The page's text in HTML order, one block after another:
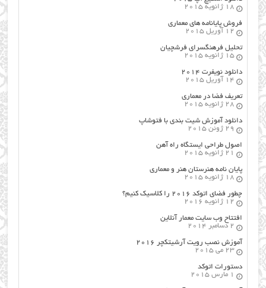
18 ژانویه 2015
فروش پایانامه های معماری
12 آوریل 2015
تحلیل فرهنگسرای فرشچیان
15 ژانویه 2015
دانلود نویفرت ۲۰۱۴
14 آوریل 2015
تعریف فضا در معماری
28 ژانویه 2015
دانلود آموزش شیت بندی با فتوشاپ
29 ژوئن 2015
اصول طراحي ایستگاه راه آهن
21 ژانویه 2015
پایان نامه هنرستان هنر و معماري
18 ژانویه 2015
چطور فضای اتوکد ۲۰۱۶ را کلاسیک کنیم؟
12 ژانویه 2016
افتتاح وب سایت معمار آنلاین
2 دسامبر 2014
آموزش نصب رویت آرشیتکچر ۲۰۱۶
23 می 2015
دستورات اتوکد
1 مارس 2015